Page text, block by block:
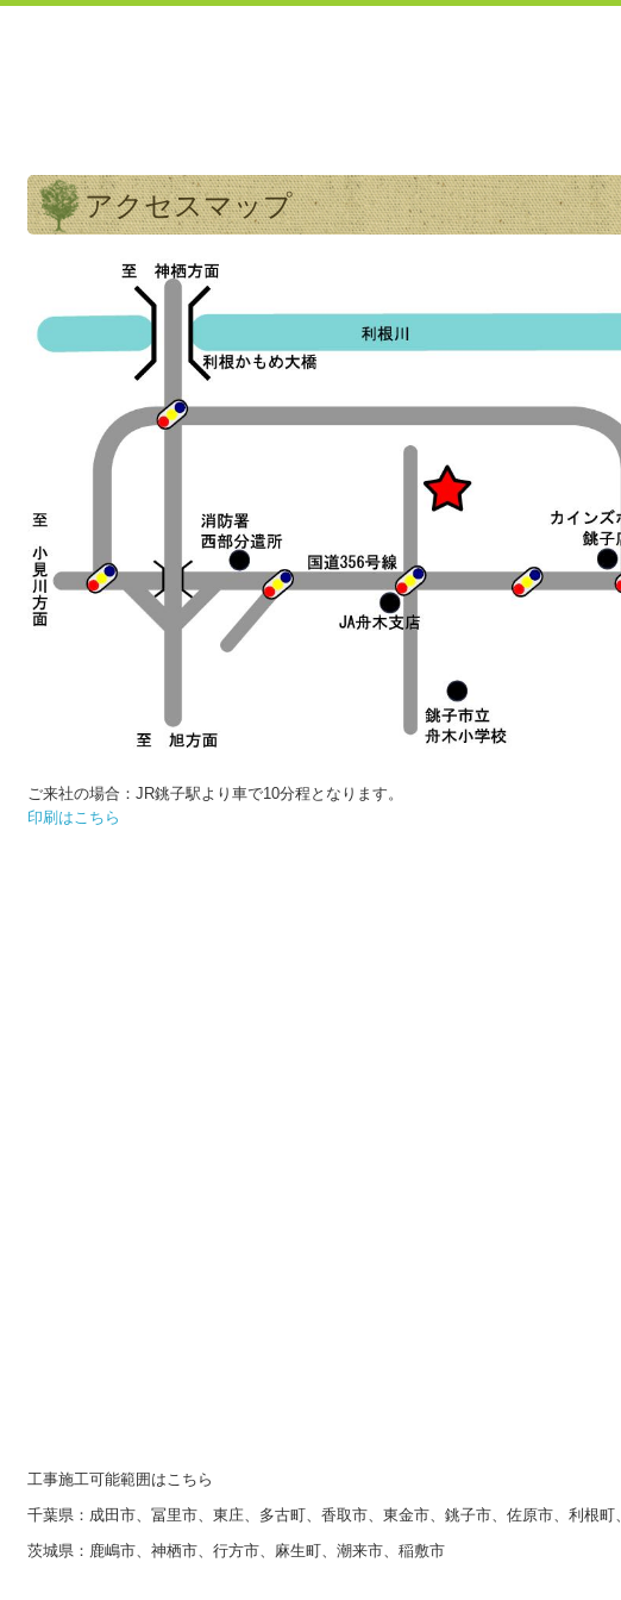
アクセスマップ
ご来社の場合：JR銚子駅より車で10分程となります。
印刷はこちら
工事施工可能範囲はこちら
千葉県：成田市、冨里市、東庄、多古町、香取市、東金市、銚子市、佐原市、利根
茨城県：鹿嶋市、神栖市、行方市、麻生町、潮来市、稲敷市